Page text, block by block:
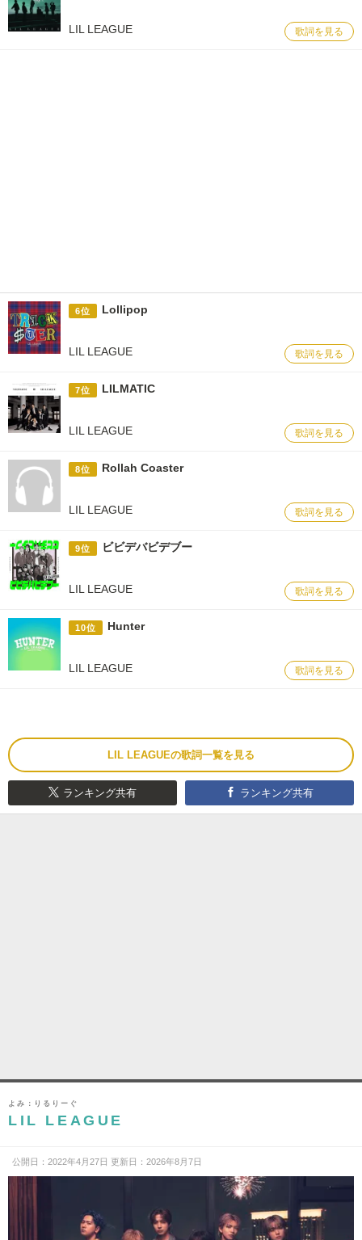
LIL LEAGUE 歌詞を見る
6位 Lollipop
LIL LEAGUE 歌詞を見る
7位 LILMATIC
LIL LEAGUE 歌詞を見る
8位 Rollah Coaster
LIL LEAGUE 歌詞を見る
9位 ビビデバビデブー
LIL LEAGUE 歌詞を見る
10位 Hunter
LIL LEAGUE 歌詞を見る
LIL LEAGUEの歌詞一覧を見る
ランキング共有 ランキング共有
よみ：りるりーぐ
LIL LEAGUE
公開日：2022年4月27日 更新日：2026年8月7日